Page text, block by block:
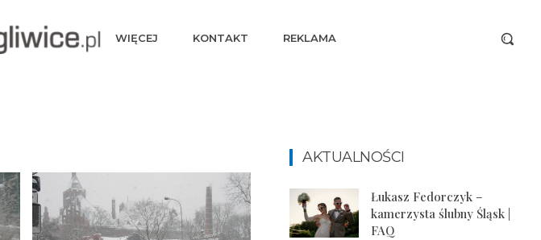
WIĘCEJ KONTAKT REKLAMA
AKTUALNOŚCI
Łukasz Fedorczyk –
kamerzysta ślubny Śląsk |
FAQ